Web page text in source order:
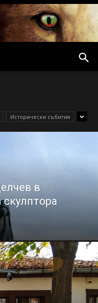
Исторически събития
в
скулптора